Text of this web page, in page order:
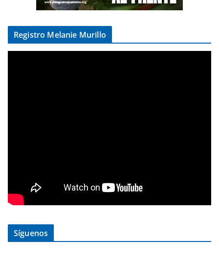
Registro Melanie Murillo
Síguenos